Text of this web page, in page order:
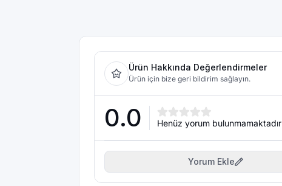
Ürün Hakkında Değerlendirmeler
Ürün için bize geri bildirim sağlayın.
0.0 Henüz yorum bulunmamaktadır
Yorum Ekle